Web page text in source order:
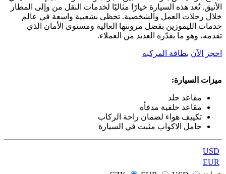
الأنيق. تُعد هذه السيارة خيارًا مثاليًا لخدمات النقل من وإلى المطار
خلال رحلات العمل والشخصية. تحظى بشعبية واسعة في عالم
خدمات الليموزين بفضل مرونتها العالية ومستوى الأمان الذي
تقدمه، وهو ما يقدّره العديد من العملاء.
احجز الآن بطاقة المركبة
ميزات السيارة:
مقاعد جلد
مقاعد خلفية مدفأة
تكييف هواء لضمان راحة الركاب
حامل الاكواب مثبت في السيارة
USD
EUR